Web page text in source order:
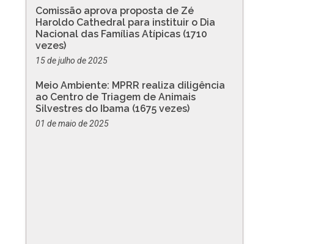
Comissão aprova proposta de Zé
Haroldo Cathedral para instituir o Dia
Nacional das Famílias Atípicas (1710
vezes)
15 de julho de 2025
Meio Ambiente: MPRR realiza diligência
ao Centro de Triagem de Animais
Silvestres do Ibama (1675 vezes)
01 de maio de 2025